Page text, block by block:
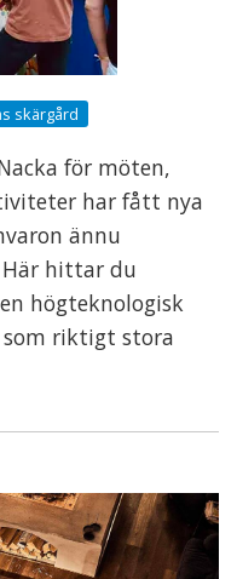
skärgård
för möten,
har fått nya
ännu
Här hittar du
högteknologisk
som riktigt stora